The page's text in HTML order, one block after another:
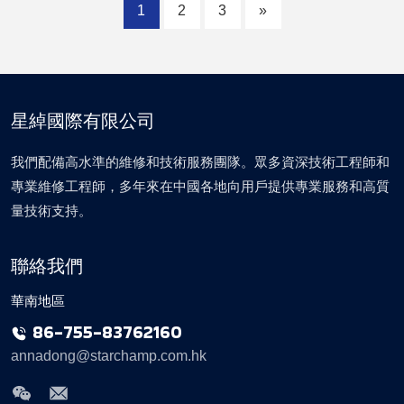
1 2 3 »
星綽國際有限公司
我們配備高水準的維修和技術服務團隊。眾多資深技術工程師和
專業維修工程師，多年來在中國各地向用戶提供專業服務和高質
量技術支持。
聯絡我們
華南地區
86-755-83762160
annadong@starchamp.com.hk